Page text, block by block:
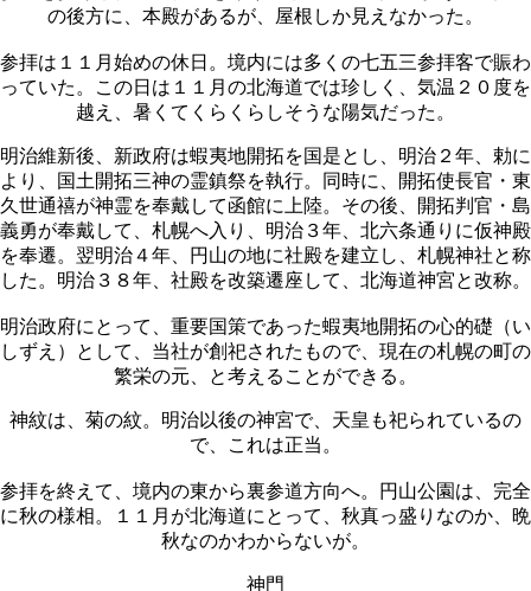
の後方に、本殿があるが、屋根しか見えなかった。
参拝は１１月始めの休日。境内には多くの七五三参拝客で賑わ
っていた。この日は１１月の北海道では珍しく、気温２０度を
越え、暑くてくらくらしそうな陽気だった。
明治維新後、新政府は蝦夷地開拓を国是とし、明治２年、勅に
より、国土開拓三神の霊鎮祭を執行。同時に、開拓使長官・東
久世通禧が神霊を奉戴して函館に上陸。その後、開拓判官・島
義勇が奉戴して、札幌へ入り、明治３年、北六条通りに仮神殿
を奉遷。翌明治４年、円山の地に社殿を建立し、札幌神社と称
した。明治３８年、社殿を改築遷座して、北海道神宮と改称。
明治政府にとって、重要国策であった蝦夷地開拓の心的礎（い
しずえ）として、当社が創祀されたもので、現在の札幌の町の
繁栄の元、と考えることができる。
神紋は、菊の紋。明治以後の神宮で、天皇も祀られているの
で、これは正当。
参拝を終えて、境内の東から裏参道方向へ。円山公園は、完全
に秋の様相。１１月が北海道にとって、秋真っ盛りなのか、晩
秋なのかわからないが。
神門